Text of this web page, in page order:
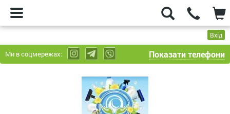
Вхід
Ми в соцмережах: Показати телефони